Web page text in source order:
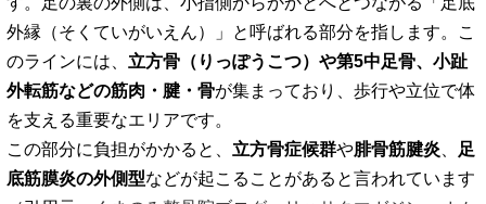
外縁（そくていがいえん）」と呼ばれる部分を指します。こ
のラインには、 立方骨（りっぽうこつ）や第5中足骨、小趾
外転筋などの筋肉・腱・骨が集まっており、歩行や立位で体
を支える重要なエリアです。
この部分に負担がかかると、 立方骨症候群や腓骨筋腱炎
足
底筋膜炎の外側型などが起こることがあると言われています